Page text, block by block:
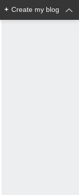
+ Create my blog